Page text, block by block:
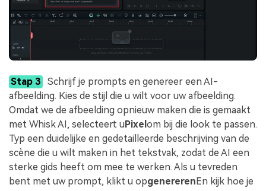
Stap 3
Schrijf je prompts en genereer een AI-
afbeelding. Kies de stijl die u wilt voor uw afbeelding.
Omdat we de afbeelding opnieuw maken die is gemaakt
met Whisk AI, selecteert uPixel om bij die look te passen.
Typ een duidelijke en gedetailleerde beschrijving van de
scène die u wilt maken in het tekstvak, zodat de AI een
sterke gids heeft om mee te werken. Als u tevreden
bent met uw prompt, klikt u opgenererenEn kijk hoe je